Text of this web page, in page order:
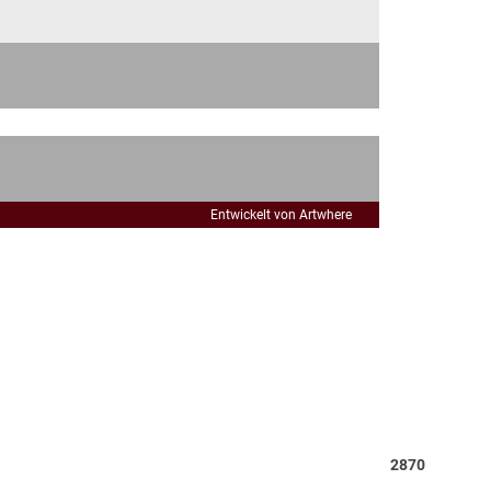
2870
Entwickelt von Artwhere